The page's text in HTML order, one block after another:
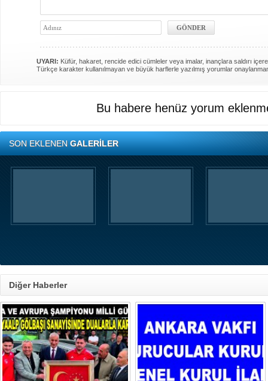
UYARI: Küfür, hakaret, rencide edici cümleler veya imalar, inançlara saldırı
Türkçe karakter kullanılmayan ve büyük harflerle yazılmış yorumlar
Bu habere henüz yorum
SON EKLENENGALERİLER
Diğer Haberler